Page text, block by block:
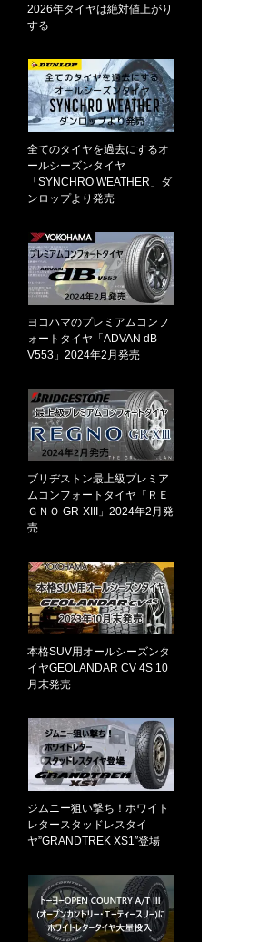
2026年タイヤは絶対値上がり
する
全てのタイヤを過去にするオ
ールシーズンタイヤ
「SYNCHRO WEATHER」ダ
ンロップより発売
ヨコハマのプレミアムコンフ
ォートタイヤ「ADVAN dB
V553」2024年2月発売
ブリヂストン最上級プレミア
ムコンフォートタイヤ「ＲＥ
ＧＮＯ GR-XIII」2024年2月発
売
本格SUV用オールシーズンタ
イヤGEOLANDAR CV 4S 10
月末発売
ジムニー狙い撃ち！ホワイト
レタースタッドレスタイ
ヤ”GRANDTREK XS1″登場